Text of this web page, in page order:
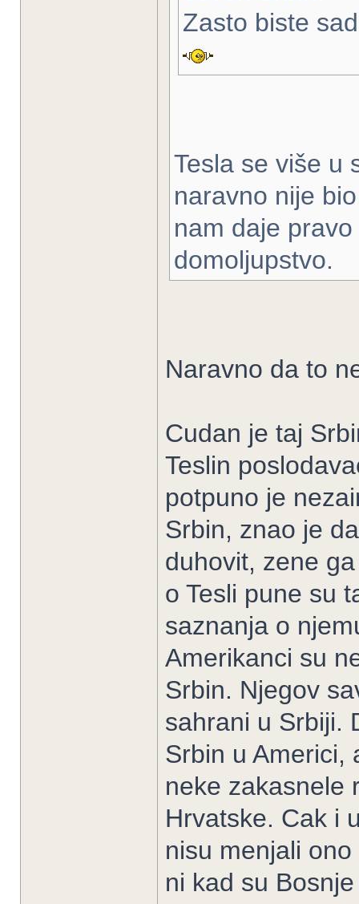
Zasto biste
Tesla se više u
naravno nije
nam daje
domoljupstvo.
Naravno da to
Cudan je taj
Teslin
potpuno je
Srbin, znao je
duhovit, zene
o Tesli pune su
saznanja o
Amerikanci su
Srbin. Njegov
sahrani u Srbiji.
Srbin u Americi,
neke zakasnele
Hrvatske. Cak i
nisu menjali
ni kad su